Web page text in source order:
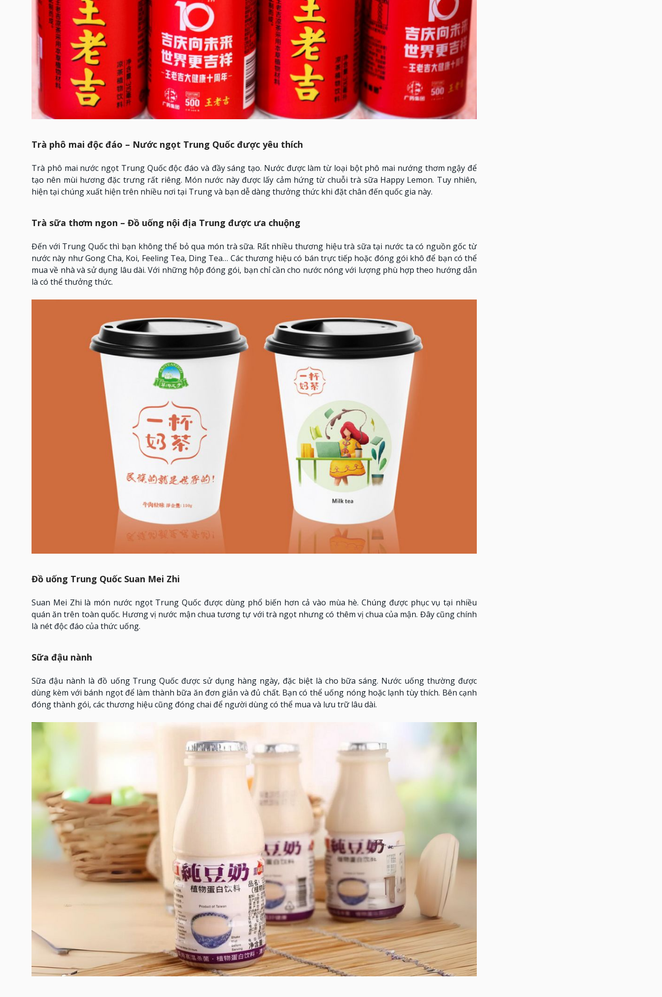
Trà phô mai độc đáo – Nước ngọt Trung Quốc được yêu thích
Trà phô mai nước ngọt Trung Quốc độc đáo và đầy sáng tạo. Nước được làm từ loại bột phô mai nướng thơm ngậy để
tạo nên mùi hương đặc trưng rất riêng. Món nước này được lấy cảm hứng từ chuỗi trà sữa Happy Lemon. Tuy nhiên,
hiện tại chúng xuất hiện trên nhiều nơi tại Trung và bạn dễ dàng thưởng thức khi đặt chân đến quốc gia này.
Trà sữa thơm ngon – Đồ uống nội địa Trung được ưa chuộng
Đến với Trung Quốc thì bạn không thể bỏ qua món trà sữa. Rất nhiều thương hiệu trà sữa tại nước ta có nguồn gốc từ
nước này như Gong Cha, Koi, Feeling Tea, Ding Tea… Các thương hiệu có bán trực tiếp hoặc đóng gói khô để bạn có thể
mua về nhà và sử dụng lâu dài. Với những hộp đóng gói, bạn chỉ cần cho nước nóng với lượng phù hợp theo hướng dẫn
là có thể thưởng thức.
Đồ uống Trung Quốc Suan Mei Zhi
Suan Mei Zhi là món nước ngọt Trung Quốc được dùng phổ biến hơn cả vào mùa hè. Chúng được phục vụ tại nhiều
quán ăn trên toàn quốc. Hương vị nước mận chua tương tự với trà ngọt nhưng có thêm vị chua của mận. Đây cũng chính
là nét độc đáo của thức uống.
Sữa đậu nành
Sữa đậu nành là đồ uống Trung Quốc được sử dụng hàng ngày, đặc biệt là cho bữa sáng. Nước uống thường được
dùng kèm với bánh ngọt để làm thành bữa ăn đơn giản và đủ chất. Bạn có thể uống nóng hoặc lạnh tùy thích. Bên cạnh
đóng thành gói, các thương hiệu cũng đóng chai để người dùng có thể mua và lưu trữ lâu dài.